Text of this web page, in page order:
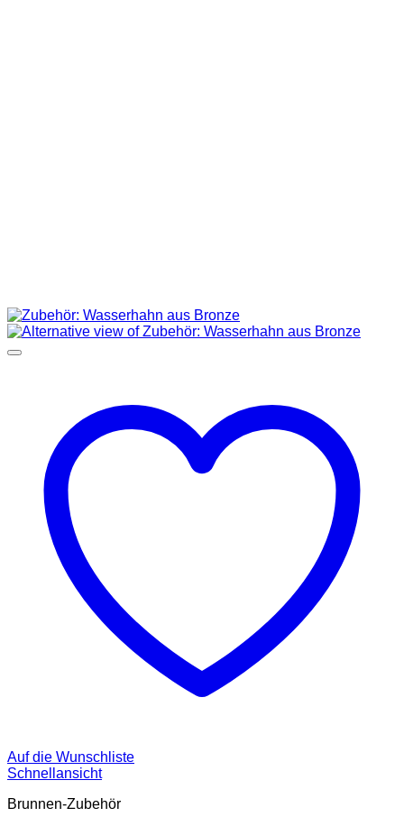
Auf die Wunschliste
Schnellansicht
Brunnen-Zubehör